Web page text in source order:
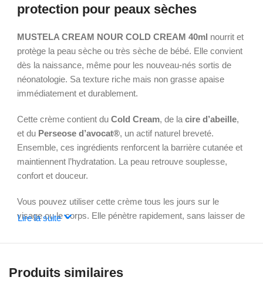
protection pour peaux sèches
MUSTELA CREAM NOUR COLD CREAM 40ml nourrit et
protège la peau sèche ou très sèche de bébé. Elle convient
dès la naissance, même pour les nouveau-nés sortis de
néonatologie. Sa texture riche mais non grasse apaise
immédiatement et durablement.
Cette crème contient duCold Cream, de lacire d’abeille,
et du Perseose d’avocat®, un actif naturel breveté.
Ensemble, ces ingrédients renforcent la barrière cutanée et
maintiennent l’hydratation. La peau retrouve souplesse,
confort et douceur.
Vous pouvez utiliser cette crème tous les jours sur le
visage ou le corps. Elle pénètre rapidement, sans laisser de
vent ou l’eau calcaire.
Le tube de 40 ml est pratique à emporter partout. Il vous
Lire la suite
Produits similaires